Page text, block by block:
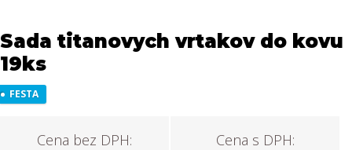
Sada titanovych vrtakov do kovu
19ks
FESTA
Cena bez DPH: Cena s DPH: